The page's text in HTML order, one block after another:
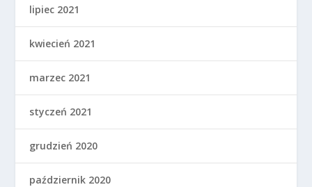
lipiec 2021
kwiecień 2021
marzec 2021
styczeń 2021
grudzień 2020
październik 2020